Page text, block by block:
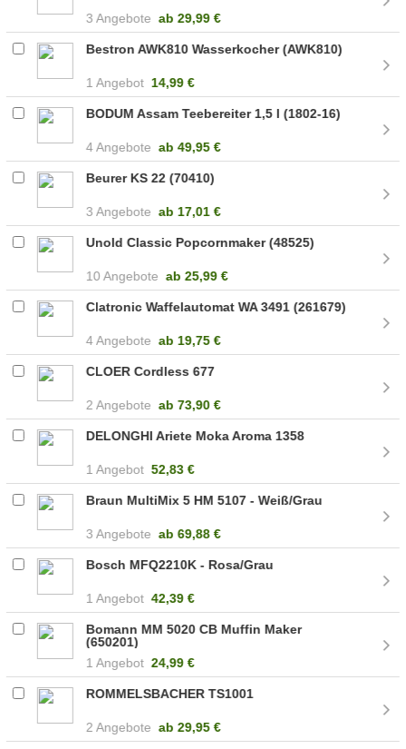
3 Angebote ab 29,99 €
Bestron AWK810 Wasserkocher (AWK810)
1 Angebot 14,99 €
BODUM Assam Teebereiter 1,5 l (1802-16)
4 Angebote ab49,95 €
Beurer KS 22 (70410)
3 Angebote ab 17,01 €
Unold Classic Popcornmaker (48525)
10 Angebote ab 25,99 €
Clatronic Waffelautomat WA 3491 (261679)
4 Angebote ab 19,75 €
CLOER Cordless 677
2 Angebote ab 73,90 €
DELONGHI Ariete Moka Aroma 1358
1 Angebot 52,83 €
Braun MultiMix 5 HM 5107 - Weiß/Grau
3 Angebote ab 69,88 €
Bosch MFQ2210K - Rosa/Grau
1 Angebot 42,39 €
Bomann MM 5020 CB Muffin Maker
(650201)
1 Angebot 24,99 €
ROMMELSBACHER TS1001
2 Angebote ab 29,95 €